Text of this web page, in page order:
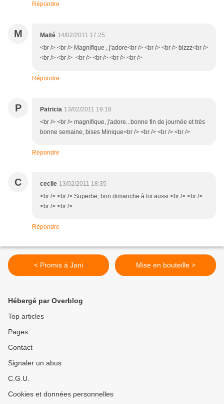
Répondre
M Maité 14/02/2011 17:25
<br /> <br /> Magnifique , j'adore<br /> <br /> <br /> bizzz<br />
<br /> <br /> <br /> <br /> <br /> <br />
Répondre
P Patricia 13/02/2011 19:18
<br /> <br /> magnifique, j'adore...bonne fin de journée et très
bonne semaine, bises Minique<br /> <br /> <br /> <br />
Répondre
C cecile 13/02/2011 18:35
<br /> <br /> Superbe, bon dimanche à toi aussi.<br /> <br />
<br /> <br />
Répondre
< Promis à Jani Mise en bouteille >
Hébergé par Overblog
Top articles
Pages
Contact
Signaler un abus
C.G.U.
Cookies et données personnelles